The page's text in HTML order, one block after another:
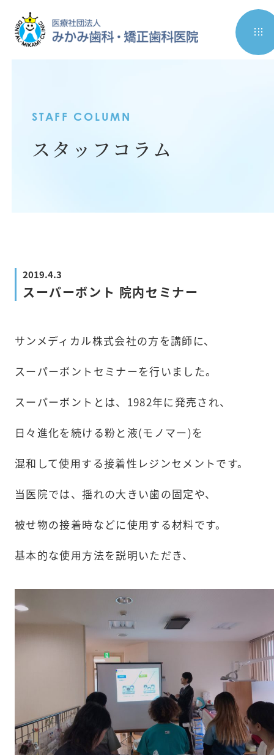
STAFF COLUMN
スタッフコラム
2019.4.3
スーパーボント 院内セミナー
サンメディカル株式会社の方を講師に、
スーパーボントセミナーを行いました。
スーパーボントとは、1982年に発売され、
日々進化を続ける粉と液(モノマー)を
混和して使用する接着性レジンセメントです。
当医院では、揺れの大きい歯の固定や、
被せ物の接着時などに使用する材料です。
基本的な使用方法を説明いただき、